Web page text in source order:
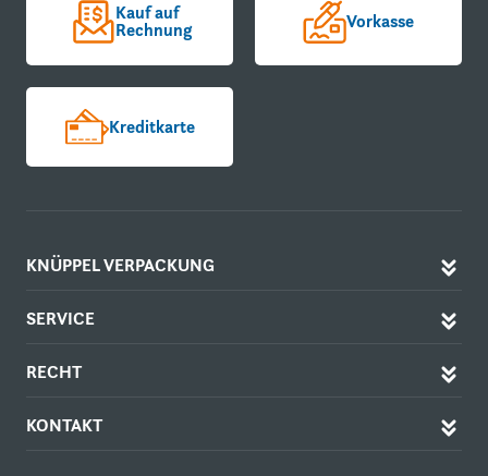
Kauf auf
Rechnung Vorkasse
Kreditkarte
KNÜPPEL VERPACKUNG
SERVICE
RECHT
KONTAKT